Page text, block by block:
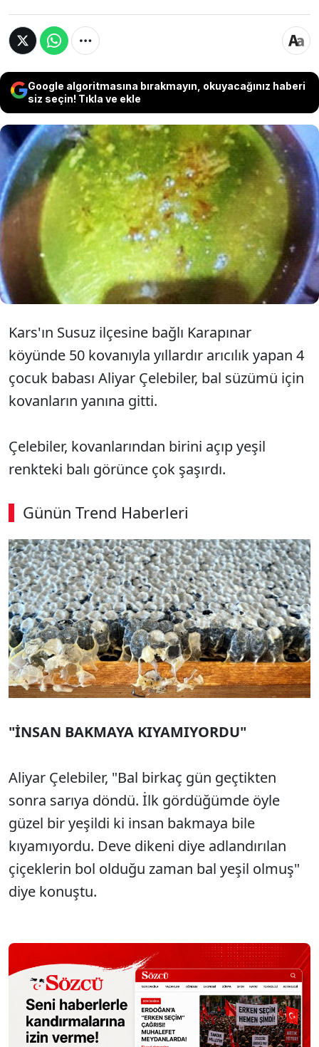
Google algoritmasına bırakmayın, okuyacağınız haberi
siz seçin! Tıkla ve ekle
Kars'ta arıcılık yapan Aliyar Çelebiler,
kovanlarından birini açıp yeşil
renkteki balı görünce şaşırdı.
Kars'ın Susuz ilçesine bağlı Karapınar
köyünde 50 kovanıyla yıllardır arıcılık yapan 4
çocuk babası Aliyar Çelebiler, bal süzümü için
kovanların yanına gitti.
Çelebiler, kovanlarından birini açıp yeşil
renkteki balı görünce çok şaşırdı.
Günün Trend Haberleri
"İNSAN BAKMAYA KIYAMIYORDU"
Aliyar Çelebiler, "Bal birkaç gün geçtikten
sonra sarıya döndü. İlk gördüğümde öyle
güzel bir yeşildi ki insan bakmaya bile
kıyamıyordu. Deve dikeni diye adlandırılan
çiçeklerin bol olduğu zaman bal yeşil olmuş"
diye konuştu.